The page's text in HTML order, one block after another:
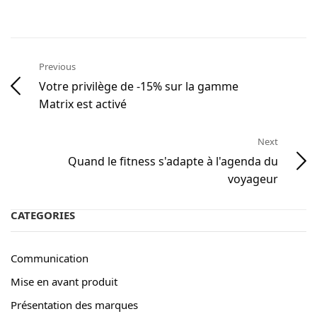
Previous
Votre privilège de -15% sur la gamme
Matrix est activé
Next
Quand le fitness s'adapte à l'agenda du
voyageur
CATEGORIES
Communication
Mise en avant produit
Présentation des marques